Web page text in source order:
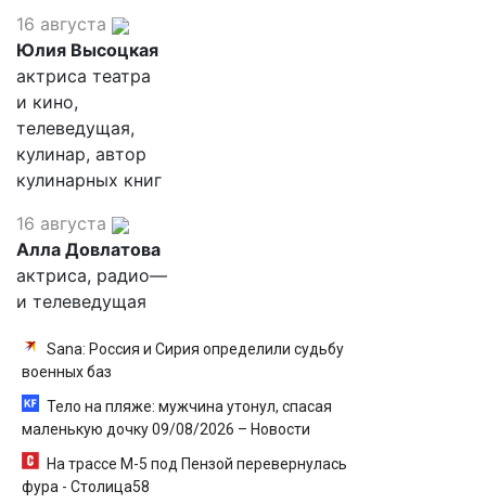
16 августа
Юлия Высоцкая
актриса театра
и кино,
телеведущая,
кулинар, автор
кулинарных книг
16 августа
Алла Довлатова
актриса, радио—
и телеведущая
Sana: Россия и Сирия определили судьбу
военных баз
Тело на пляже: мужчина утонул, спасая
маленькую дочку 09/08/2026 – Новости
На трассе М-5 под Пензой перевернулась
фура - Столица58